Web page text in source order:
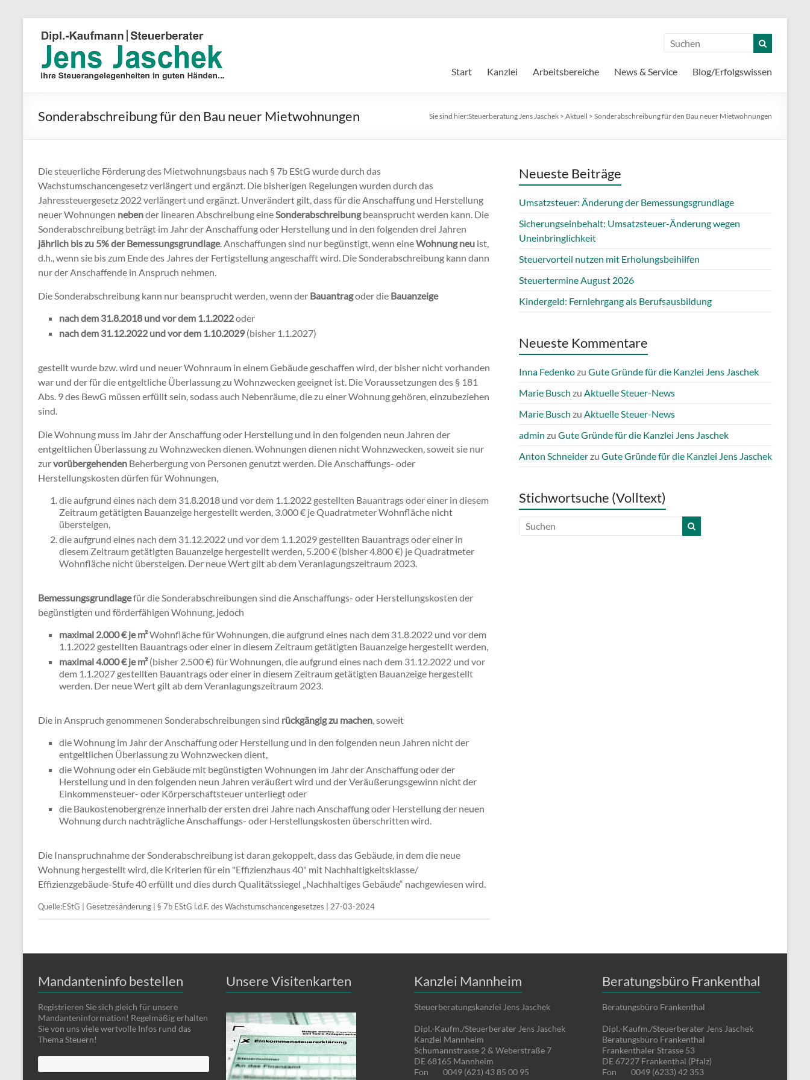
Start Kanzlei Arbeitsbereiche News & Service Blog/Erfolgswissen
Sonderabschreibung für den Bau neuer Mietwohnungen Sie sind hier:Steuerberatung Jens Jaschek > Aktuell > Sonderabschreibung für den Bau neuer Mietwohnungen
Die steuerliche Förderung des Mietwohnungsbaus nach § 7b EStG wurde durch das
Wachstumschancengesetz verlängert und ergänzt. Die bisherigen Regelungen wurden durch das
Jahressteuergesetz 2022 verlängert und ergänzt. Unverändert gilt, dass für die Anschaffung und Herstellung
neuer Wohnungen nebender linearen Abschreibung eine Sonderabschreibungbeansprucht werden kann. Die
Sonderabschreibung beträgt im Jahr der Anschaffung oder Herstellung und in den folgenden drei Jahren
jährlich bis zu 5% der Bemessungsgrundlage. Anschaffungen sind nur begünstigt, wenn eineWohnung neu ist,
d.h., wenn sie bis zum Ende des Jahres der Fertigstellung angeschafft wird. Die Sonderabschreibung kann dann
nur der Anschaffende in Anspruch nehmen.
Die Sonderabschreibung kann nur beansprucht werden, wenn der Bauantragoder die Bauanzeige
nach dem 31.8.2018 und vor dem 1.1.2022oder
nach dem 31.12.2022 und vor dem 1.10.2029(bisher 1.1.2027)
gestellt wurde bzw. wird und neuer Wohnraum in einem Gebäude geschaffen wird, der bisher nicht vorhanden
war und der für die entgeltliche Überlassung zu Wohnzwecken geeignet ist. Die Voraussetzungen des § 181
Abs. 9 des BewG müssen erfüllt sein, sodass auch Nebenräume, die zu einer Wohnung gehören, einzubeziehen
sind.
Die Wohnung muss im Jahr der Anschaffung oder Herstellung und in den folgenden neun Jahren der
entgeltlichen Überlassung zu Wohnzwecken dienen. Wohnungen dienen nicht Wohnzwecken, soweit sie nur
zurvorübergehenden Beherbergung von Personen genutzt werden. Die Anschaffungs- oder
Herstellungskosten dürfen für Wohnungen,
die aufgrund eines nach dem 31.8.2018 und vor dem 1.1.2022 gestellten Bauantrags oder einer in diesem
Zeitraum getätigten Bauanzeige hergestellt werden, 3.000 € je Quadratmeter Wohnfläche nicht
übersteigen,
die aufgrund eines nach dem 31.12.2022 und vor dem 1.1.2029 gestellten Bauantrags oder einer in
diesem Zeitraum getätigten Bauanzeige hergestellt werden, 5.200 € (bisher 4.800 €) je Quadratmeter
Wohnfläche nicht übersteigen. Der neue Wert gilt ab dem Veranlagungszeitraum 2023.
Bemessungsgrundlagefür die Sonderabschreibungen sind die Anschaffungs- oder Herstellungskosten der
begünstigten und förderfähigen Wohnung, jedoch
maximal 2.000 € je m²Wohnfläche für Wohnungen, die aufgrund eines nach dem 31.8.2022 und vor dem
1.1.2022 gestellten Bauantrags oder einer in diesem Zeitraum getätigten Bauanzeige hergestellt werden,
maximal 4.000 € je m²(bisher 2.500 €) für Wohnungen, die aufgrund eines nach dem 31.12.2022 und vor
dem 1.1.2027 gestellten Bauantrags oder einer in diesem Zeitraum getätigten Bauanzeige hergestellt
werden. Der neue Wert gilt ab dem Veranlagungszeitraum 2023.
Die in Anspruch genommenen Sonderabschreibungen sind rückgängig zu machen , soweit
die Wohnung im Jahr der Anschaffung oder Herstellung und in den folgenden neun Jahren nicht der
entgeltlichen Überlassung zu Wohnzwecken dient,
die Wohnung oder ein Gebäude mit begünstigten Wohnungen im Jahr der Anschaffung oder der
Herstellung und in den folgenden neun Jahren veräußert wird und der Veräußerungsgewinn nicht der
Einkommensteuer- oder Körperschaftsteuer unterliegt oder
die Baukostenobergrenze innerhalb der ersten drei Jahre nach Anschaffung oder Herstellung der neuen
Wohnung durch nachträgliche Anschaffungs- oder Herstellungskosten überschritten wird.
Die Inanspruchnahme der Sonderabschreibung ist daran gekoppelt, dass das Gebäude, in dem die neue
Wohnung hergestellt wird, die Kriterien für ein "Effizienzhaus 40" mit Nachhaltigkeitsklasse/
Effizienzgebäude-Stufe 40 erfüllt und dies durch Qualitätssiegel „Nachhaltiges Gebäude“ nachgewiesen wird.
Quelle:EStG | Gesetzesänderung | § 7b EStG i.d.F. des Wachstumschancengesetzes | 27-03-2024
Neueste Beiträge
Umsatzsteuer: Änderung der Bemessungsgrundlage
Sicherungseinbehalt: Umsatzsteuer-Änderung wegen
Uneinbringlichkeit
Steuervorteil nutzen mit Erholungsbeihilfen
Steuertermine August 2026
Kindergeld: Fernlehrgang als Berufsausbildung
Neueste Kommentare
Inna Fedenkozu Gute Gründe für die Kanzlei Jens Jaschek
Marie Busch zu Aktuelle Steuer-News
Marie Busch zu Aktuelle Steuer-News
admin zu Gute Gründe für die Kanzlei Jens Jaschek
Anton Schneiderzu Gute Gründe für die Kanzlei Jens Jaschek
Stichwortsuche (Volltext)
Mandanteninfo bestellen
Registrieren Sie sich gleich für unsere
Mandanteninformation! Regelmäßig erhalten
Sie von uns viele wertvolle Infos rund das
Thema Steuern!
Unsere Visitenkarten Kanzlei Mannheim
Steuerberatungskanzlei Jens Jaschek
Dipl.-Kaufm./Steuerberater Jens Jaschek
Kanzlei Mannheim
Schumannstrasse 2 & Weberstraße 7
DE 68165 Mannheim
Fon
0049 (621) 43 85 00 95
Beratungsbüro Frankenthal
Beratungsbüro Frankenthal
Dipl.-Kaufm./Steuerberater Jens Jaschek
Beratungsbüro Frankenthal
Frankenthaler Strasse 53
DE 67227 Frankenthal (Pfalz)
Fon
0049 (6233) 42 353